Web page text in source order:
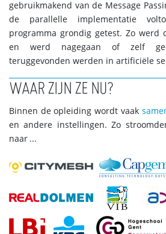
gebruikmakend van de Message
de parallelle implementatie
programma grondig getest. Zo werd
en werd nagegaan of zelf
teruggevonden werden in artificiële
WAAR ZIJN ZE NU?
Binnen de opleiding wordt vaak
en andere instellingen. Zo
naar ...